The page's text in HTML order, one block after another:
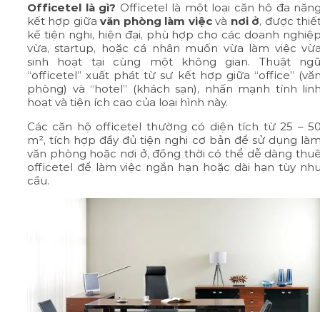
Officetel là gì? Officetel là một loại căn hộ đa
kết hợp giữavăn phòng làm việcvà nơi ở, được
kế tiện nghi, hiện đại, phù hợp cho các doanh
vừa, startup, hoặc cá nhân muốn vừa làm việc
sinh hoạt tại cùng một không gian. Thuật
“officetel” xuất phát từ sự kết hợp giữa “office”
phòng) và “hotel” (khách sạn), nhấn mạnh tính
hoạt và tiện ích cao của loại hình này.
Các căn hộ officetel thường có diện tích từ 25 –
m², tích hợp đầy đủ tiện nghi cơ bản để sử dụng
văn phòng hoặc nơi ở, đồng thời có thể dễ dàng
officetel để làm việc ngắn hạn hoặc dài hạn tùy
cầu.